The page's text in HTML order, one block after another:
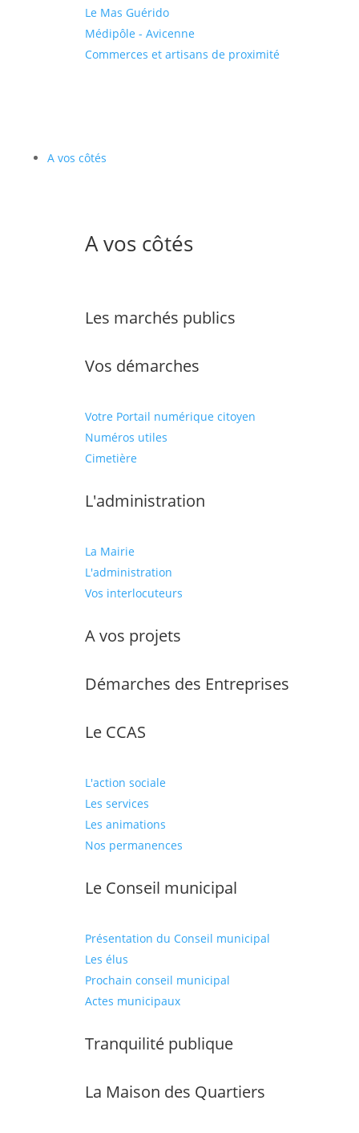
Le Mas Guérido
Médipôle - Avicenne
Commerces et artisans de proximité
A vos côtés
A vos côtés
Les marchés publics
Vos démarches
Votre Portail numérique citoyen
Numéros utiles
Cimetière
L'administration
La Mairie
L'administration
Vos interlocuteurs
A vos projets
Démarches des Entreprises
Le CCAS
L'action sociale
Les services
Les animations
Nos permanences
Le Conseil municipal
Présentation du Conseil municipal
Les élus
Prochain conseil municipal
Actes municipaux
Tranquilité publique
La Maison des Quartiers